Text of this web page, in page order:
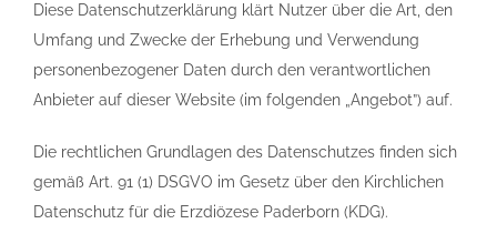
Diese Datenschutzerklärung klärt Nutzer über die Art, den
Umfang und Zwecke der Erhebung und Verwendung
personenbezogener Daten durch den verantwortlichen
Anbieter auf dieser Website (im folgenden „Angebot”) auf.
Die rechtlichen Grundlagen des Datenschutzes finden sich
gemäß Art. 91 (1) DSGVO im Gesetz über den Kirchlichen
Datenschutz für die Erzdiözese Paderborn (KDG).